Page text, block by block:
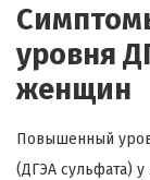
уровня
женщин
Повышенный
(ДГЭА сульфата)